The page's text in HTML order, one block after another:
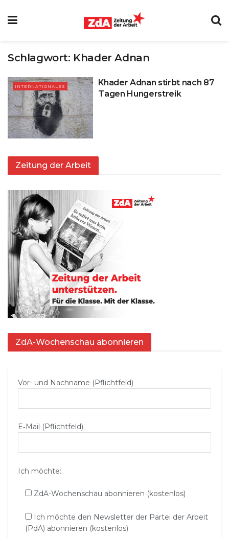
Schlagwort: Khader Adnan
INTERNATIONALES
Khader Adnan stirbt nach 87
Tagen Hungerstreik
Zeitung der Arbeit
ZdA-Wochenschau abonnieren
Vor- und Nachname (Pflichtfeld)
E‑Mail (Pflichtfeld)
Ich möchte:
ZdA-Wochenschau abonnieren (kostenlos)
Ich möchte den Newsletter der Partei der Arbeit
(PdA) abonnieren (kostenlos)